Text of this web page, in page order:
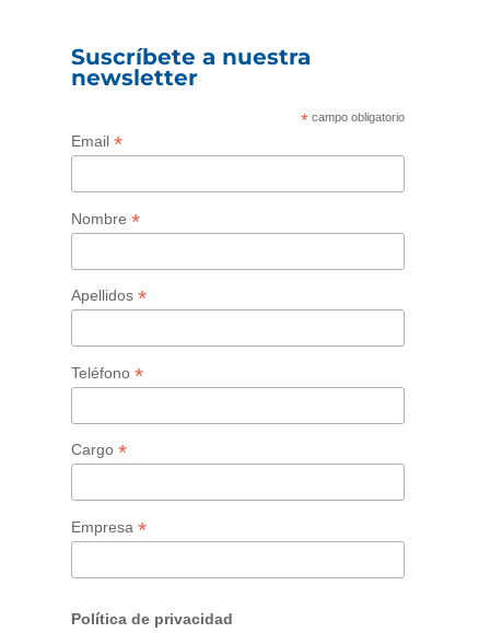
Suscríbete a nuestra
newsletter
* campo obligatorio
Email *
Nombre *
Apellidos *
Teléfono *
Cargo *
Empresa *
Política de privacidad